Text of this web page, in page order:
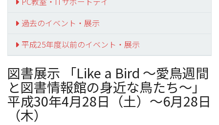
過去のイベント・展示
平成25年度以前のイベント・展示
図書展示 「Like a Bird ～愛鳥週間
と図書情報館の身近な鳥たち～」
平成30年4月28日（土）～6月28日
（木）